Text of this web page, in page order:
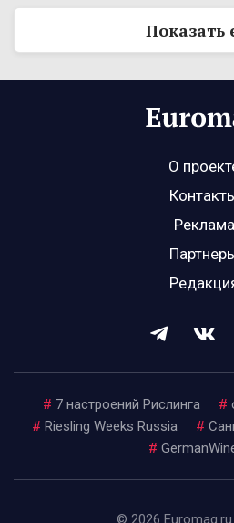
Показать
О
Реклама
# 7 настроений Рислинга #
# Riesling Weeks Russia #
#
© 2026 Euromag.ru